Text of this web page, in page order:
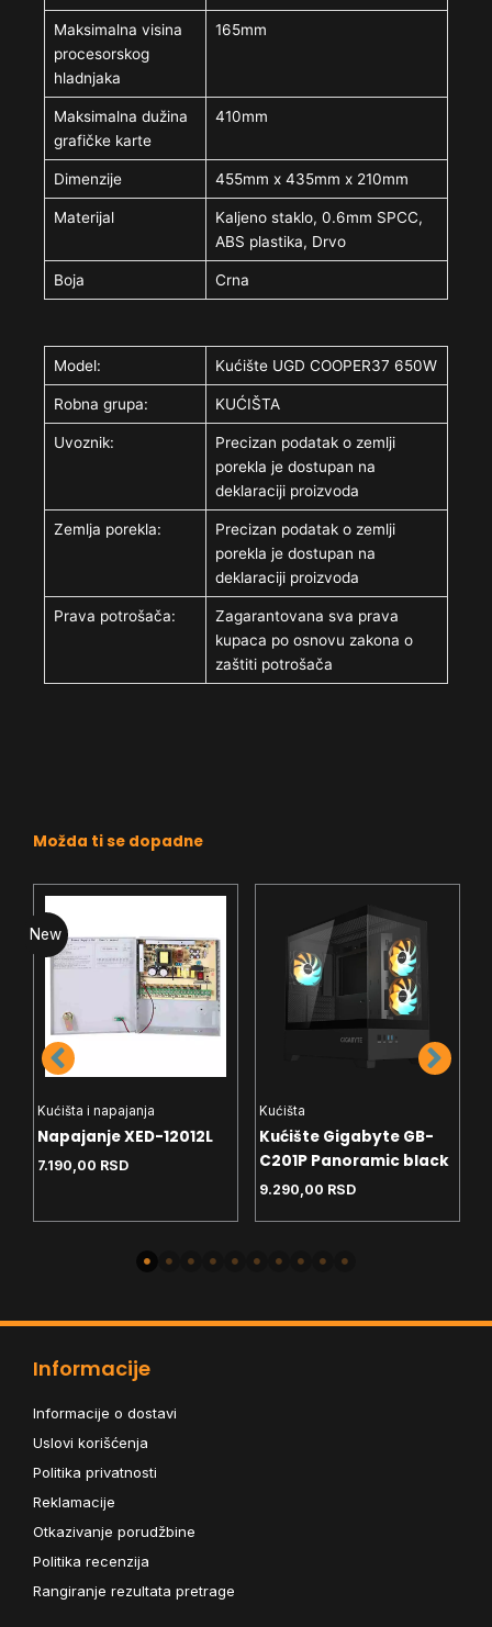
Maksimalna visina
procesorskog
hladnjaka
165mm
Maksimalna dužina
grafičke karte
410mm
Dimenzije 455mm x 435mm x 210mm
Materijal
Kaljeno staklo, 0.6mm SPCC,
ABS plastika, Drvo
Boja Crna
Model: Kućište UGD COOPER37 650W
Robna grupa: KUĆIŠTA
Uvoznik:
Precizan podatak o zemlji
porekla je dostupan na
deklaraciji proizvoda
Zemlja porekla:
Precizan podatak o zemlji
porekla je dostupan na
deklaraciji proizvoda
Prava potrošača:
Zagarantovana sva prava
kupaca po osnovu zakona o
zaštiti potrošača
Možda ti se dopadne
New
Kućišta i napajanja
Napajanje XED-12012L
7.190,00 RSD
Kućišta
Kućište Gigabyte GB-
C201P Panoramic black
9.290,00 RSD
Informacije
Informacije o dostavi
Uslovi korišćenja
Politika privatnosti
Reklamacije
Otkazivanje porudžbine
Politika recenzija
Rangiranje rezultata pretrage